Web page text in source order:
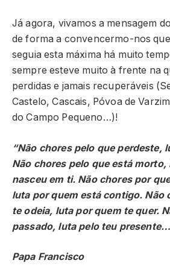
Já agora, vivamos a mensagem
de forma a convencermo-nos
seguia esta máxima há muito
sempre esteve muito à frente na
perdidas e jamais recuperáveis
Castelo, Cascais, Póvoa de
do Campo Pequeno…)!
“Não chores pelo que perdeste,
Não chores pelo que está
nasceu em ti. Não chores por
luta por quem está contigo. Não
te odeia, luta por quem te quer.
passado, luta pelo teu
Papa Francisco